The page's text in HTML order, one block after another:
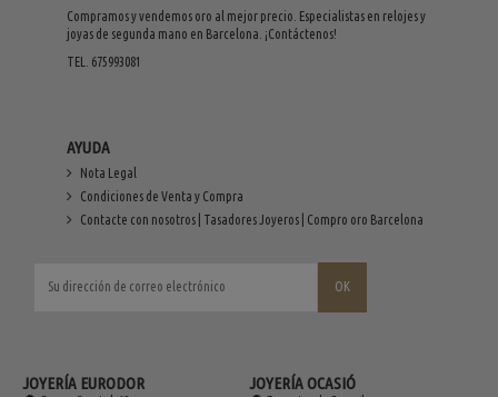
Compramos y vendemos oro al mejor precio. Especialistas en relojes y
joyas de segunda mano en Barcelona. ¡Contáctenos!
TEL. 675993081
AYUDA
Nota Legal
Condiciones de Venta y Compra
Contacte con nosotros | Tasadores Joyeros | Compro oro Barcelona
JOYERÍA EURODOR JOYERÍA OCASIÓ